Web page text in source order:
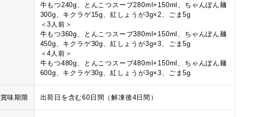
牛もつ240g、とんこつスープ280ml+150ml、ちゃんぽん麺
300g、キクラゲ15g、紅しょうが3g×2、ごま5g
＜3人前＞
牛もつ360g、とんこつスープ380ml+150ml、ちゃんぽん麺
450g、キクラゲ30g、紅しょうが3g×3、ごま5g
＜4人前＞
牛もつ480g、とんこつスープ480ml+150ml、ちゃんぽん麺
600g、キクラゲ30g、紅しょうが3g×3、ごま5g
賞味期限 出荷日を含む60日間（解凍後4日間）